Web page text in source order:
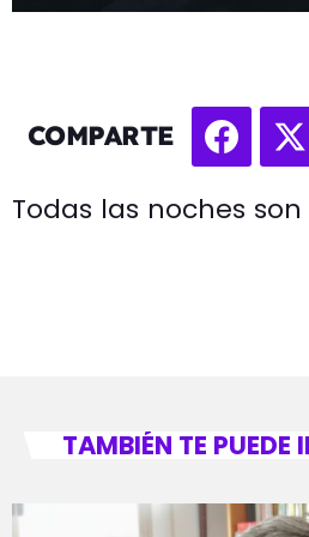
COMPARTE
Todas las noches
TAMBIÉN TE PUEDE